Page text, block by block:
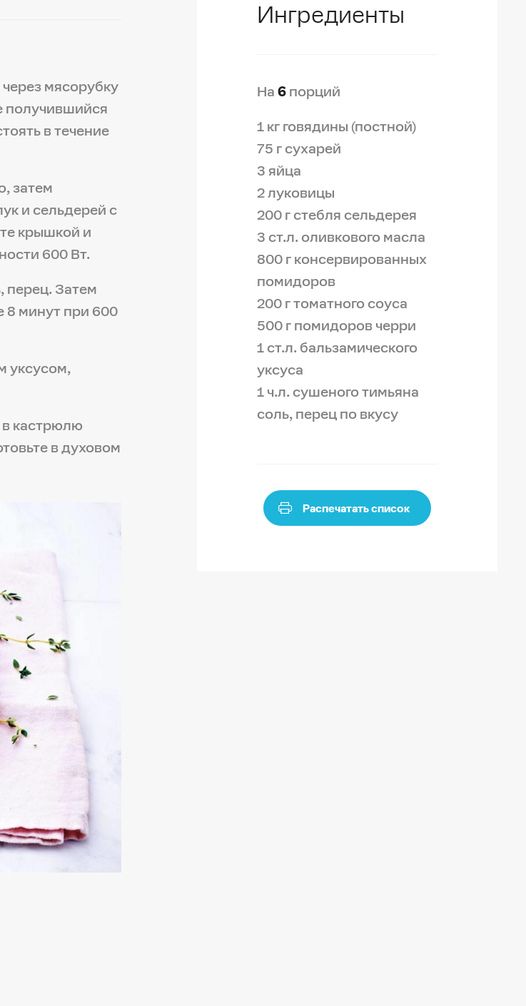
мясорубку
получившийся
в течение
затем
и сельдерей с
крышкой и
600 Вт.
перец. Затем
8 минут при 600
уксусом,
кастрюлю
в духовом
Ингредиенты
На 6порций
1 кг говядины (постной)
75 г сухарей
3 яйца
2 луковицы
200 г стебля сельдерея
3 ст.л. оливкового масла
800 г консервированных
помидоров
200 г томатного соуса
500 г помидоров черри
1 ст.л. бальзамического
уксуса
1 ч.л. сушеного тимьяна
cоль, перец по вкусу
Распечатать список